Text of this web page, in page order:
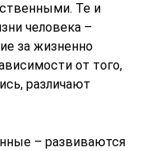
Те и
человека –
за жизненно
от того,
различают
– развиваются